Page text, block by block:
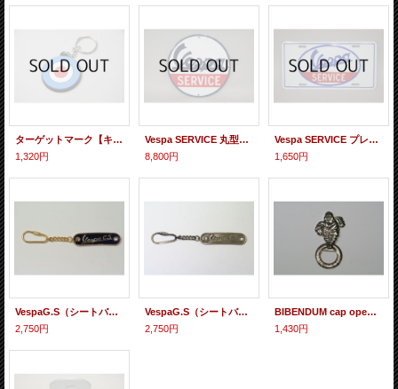
ターゲットマーク【キーホルダー】
1,320円
Vespa SERVICE 丸型プレート
8,800円
Vespa SERVICE プレート
1,650円
VespaG.S（シートバッチ型B）【キーホルダー】
2,750円
VespaG.S（シートバッチ型A）【キーホルダー】
2,750円
BIBENDUM cap opener 【栓抜き】
1,430円